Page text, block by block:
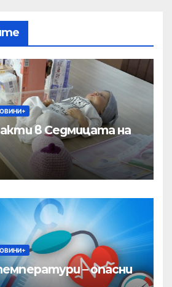
в Седмицата на
– опасни